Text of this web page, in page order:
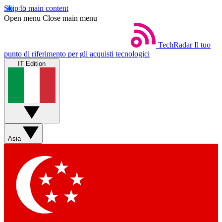
Skip to main content
Open menu Close main menu
TechRadar Il tuo
punto di riferimento per gli acquisti tecnologici
IT Edition
Asia